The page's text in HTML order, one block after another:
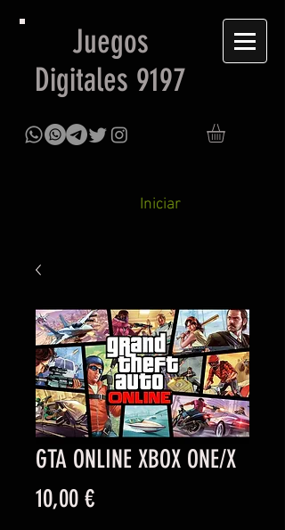
Juegos
Digitales 9197
Iniciar
GTA ONLINE XBOX ONE/X
10,00 €Precio